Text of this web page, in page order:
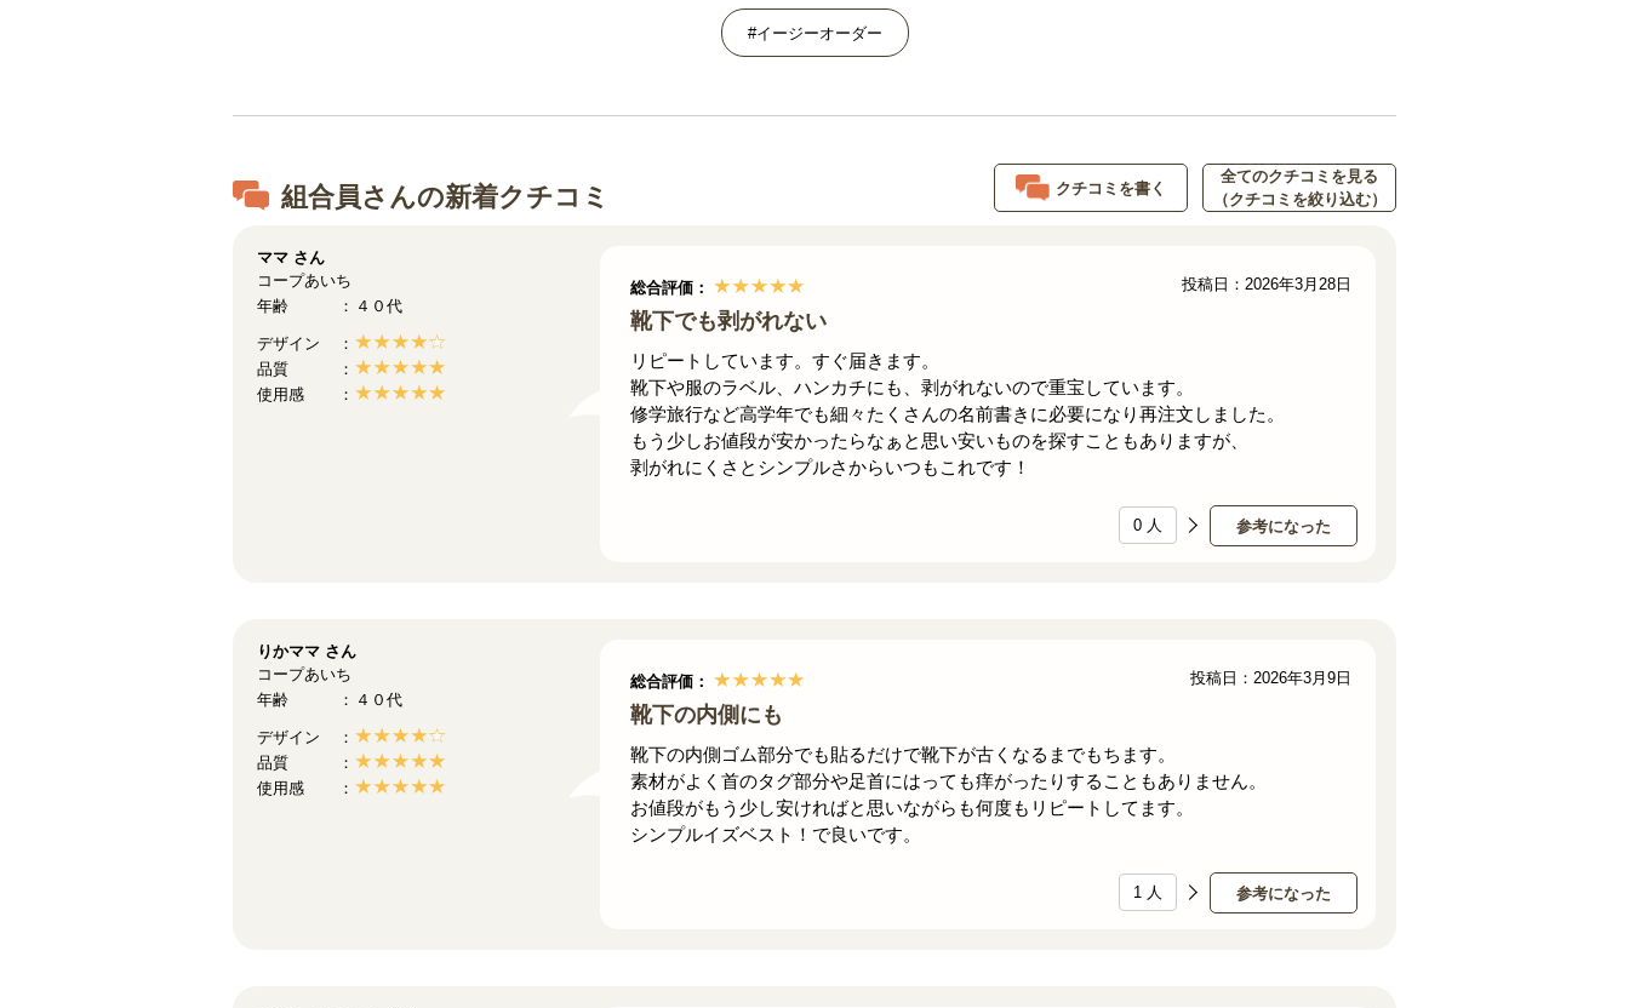
#イージーオーダー
組合員さんの新着クチコミ クチコミを書く
全てのクチコミを見る
（クチコミを絞り込む）
総合評価：
靴下でも剥がれない
リピートしています。すぐ届きます。
靴下や服のラベル、ハンカチにも、剥がれないので重宝しています。
修学旅行など高学年でも細々たくさんの名前書きに必要になり再注文しました。
もう少しお値段が安かったらなぁと思い安いものを探すこともありますが、
剥がれにくさとシンプルさからいつもこれです！
参考になった
0 人
投稿日：2026年3月28日
ママ さん
コープあいち
年齢
４０代
デザイン
品質
使用感
総合評価：
靴下の内側にも
靴下の内側ゴム部分でも貼るだけで靴下が古くなるまでもちます。
素材がよく首のタグ部分や足首にはっても痒がったりすることもありません。
お値段がもう少し安ければと思いながらも何度もリピートしてます。
シンプルイズベスト！で良いです。
参考になった
1 人
投稿日：2026年3月9日
りかママ さん
コープあいち
年齢
４０代
デザイン
品質
使用感